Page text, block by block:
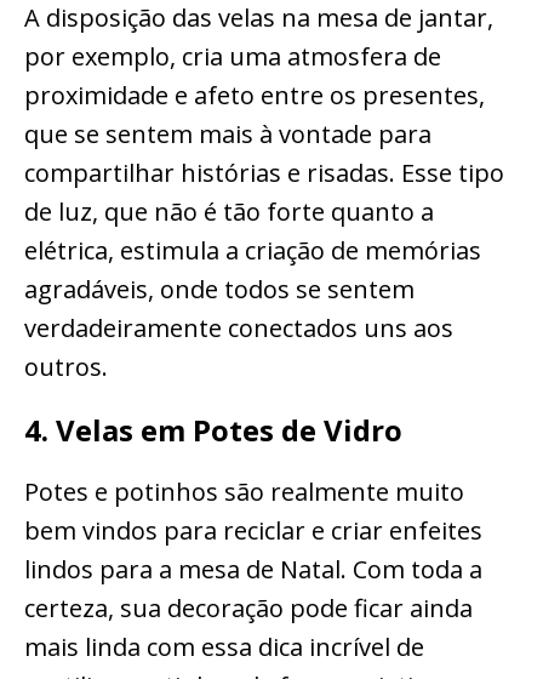
A disposição das velas na mesa de jantar,
por exemplo, cria uma atmosfera de
proximidade e afeto entre os presentes,
que se sentem mais à vontade para
compartilhar histórias e risadas. Esse tipo
de luz, que não é tão forte quanto a
elétrica, estimula a criação de memórias
agradáveis, onde todos se sentem
verdadeiramente conectados uns aos
outros.
4. Velas em Potes de Vidro
Potes e potinhos são realmente muito
bem vindos para reciclar e criar enfeites
lindos para a mesa de Natal. Com toda a
certeza, sua decoração pode ficar ainda
mais linda com essa dica incrível de